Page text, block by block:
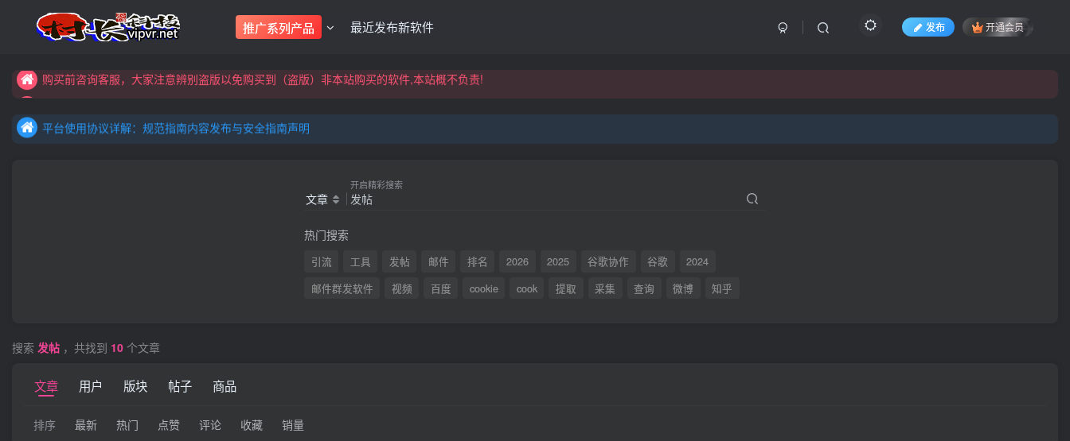
推广系列产品 最近发布新软件 发布 开通会员
全网更新：新项目，新势力，共同发展
全网更新：新项目，新势力，共同发展
平台使用协议详解：规范指南内容发布与安全指南声明
平台使用协议详解：规范指南内容发布与安全指南声明
文章
开启精彩搜索
热门搜索
引流 工具 发帖 邮件 排名 2026 2025 谷歌协作 谷歌
2024
邮件群发软件
视频 百度 cookie cook 提取 采集 查询 微博 知乎
搜索 发帖 ，共找到 10 个文章
文章 用户 版块 帖子 商品
排序 最新 热门 点赞 评论 收藏 销量